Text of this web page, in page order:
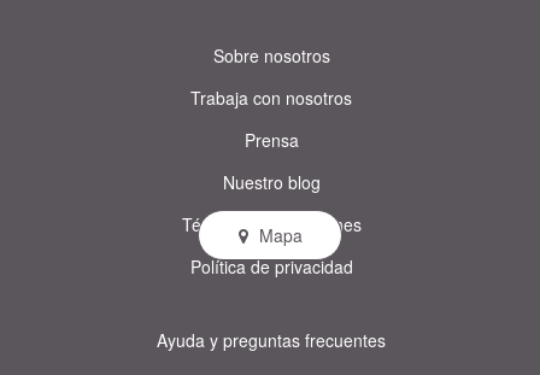
Mapa
Sobre nosotros
Trabaja con nosotros
Prensa
Nuestro blog
Términos y condiciones
Política de privacidad
Ayuda y preguntas frecuentes